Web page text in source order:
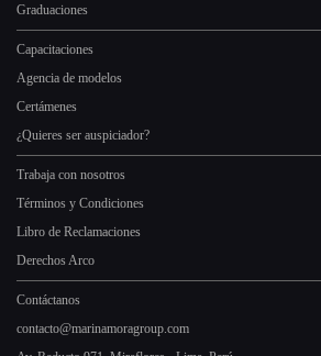
Graduaciones
Capacitaciones
Agencia de modelos
Certámenes
¿Quieres ser auspiciador?
Trabaja con nosotros
Términos y Condiciones
Libro de Reclamaciones
Derechos Arco
Contáctanos
contacto@marinamoragroup.com